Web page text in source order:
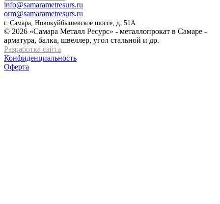
info@samarametresurs.ru
orm@samarametresurs.ru
г. Самара, Новокуйбышевское шоссе, д. 51А
© 2026 «Самара Металл Ресурс» - металлопрокат в Самаре -
арматура, балка, швеллер, угол стальной и др.
Разработка сайта
Конфиденциальность
Оферта